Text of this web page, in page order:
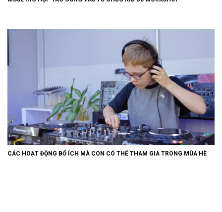
CÁC HOẠT ĐỘNG BỔ ÍCH MÀ CON CÓ THỂ THAM GIA TRONG MÙA HÈ